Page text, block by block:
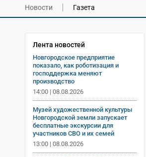
Новости Газета
Лента новостей
Новгородское предприятие
показало, как роботизация и
господдержка меняют
производство
14:00 | 08.08.2026
Музей художественной культуры
Новгородской земли запускает
бесплатные экскурсии для
участников СВО и их семей
13:00 | 08.08.2026